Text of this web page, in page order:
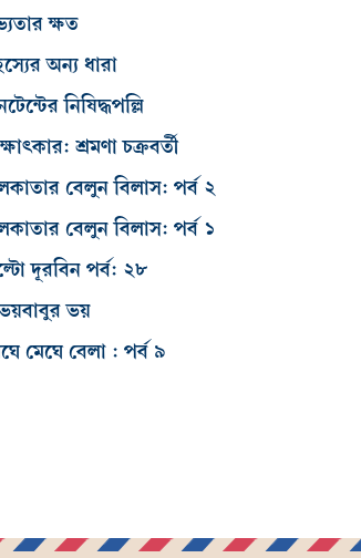
ক্ষত
অন্য ধারা
নিষিদ্ধপল্লি
শ্রমণা চক্রবর্তী
বেলুন বিলাস: পর্ব ২
বেলুন বিলাস: পর্ব ১
দূরবিন পর্ব: ২৮
ভয়
মেঘে বেলা : পর্ব ৯